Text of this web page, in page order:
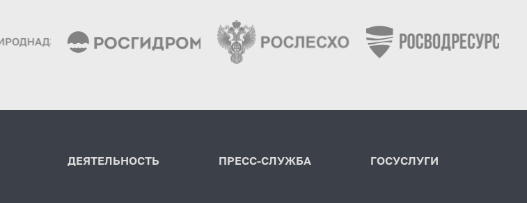
ДЕЯТЕЛЬНОСТЬ ПРЕСС-СЛУЖБА ГОСУСЛУГИ